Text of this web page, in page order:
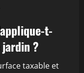
t-
?
taxable et